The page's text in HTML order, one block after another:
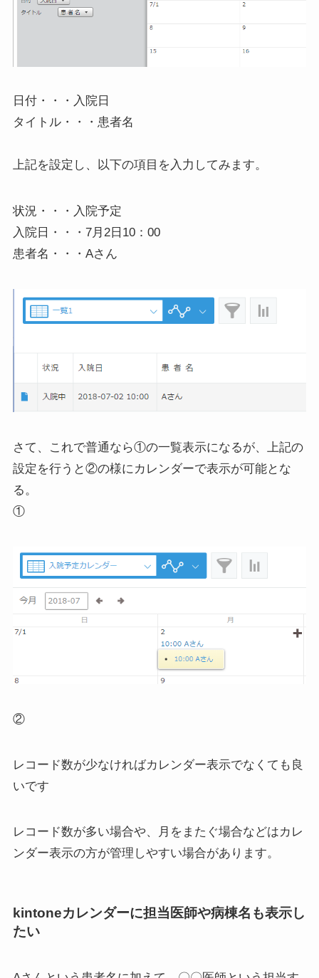
日付・・・入院日
タイトル・・・患者名
上記を設定し、以下の項目を入力してみます。
状況・・・入院予定
入院日・・・7月2日10：00
患者名・・・Aさん
さて、これで普通なら①の一覧表示になるが、上記の
設定を行うと②の様にカレンダーで表示が可能とな
る。
①
②
レコード数が少なければカレンダー表示でなくても良
いです
レコード数が多い場合や、月をまたぐ場合などはカレ
ンダー表示の方が管理しやすい場合があります。
kintoneカレンダーに担当医師や病棟名も表示し
たい